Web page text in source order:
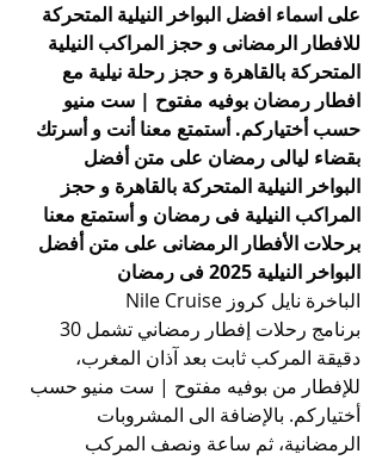
على اسماء افضل البواخر النيلية المتحركة
للافطار الرمضانى و حجز المراكب النيلية
المتحركة بالقاهرة و حجز رحلة نيلية مع
افطار رمضان بوفيه مفتوح | ست منيو
حسب أختياركم. أستمتع معنا أنت و أسرتك
بقضاء ليالى رمضان على متن أفضل
البواخر النيلية المتحركة بالقاهرة و حجز
المراكب النيلية فى رمضان و أستمتع معنا
برحلات الأفطار الرمضانى على متن أفضل
البواخر النيلية 2025 فى رمضان
الباخرة نايل كروز Nile Cruise
دقيقة المركب ثابت بعد آذان المغرب،
للإفطار من بوفيه مفتوح | ست منيو حسب
أختياركم. بالإضافة الى المشروبات
الرمضانية، ثم ساعة ونصف المركب